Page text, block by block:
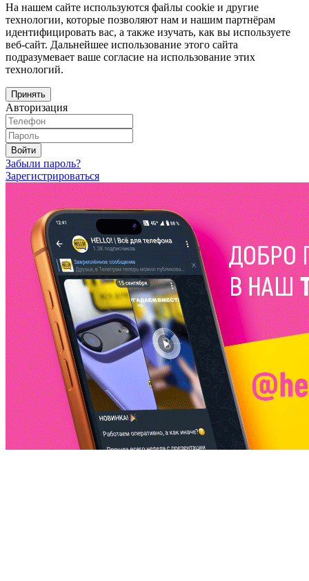
На нашем сайте используются файлы cookie и другие
технологии, которые позволяют нам и нашим партнёрам
идентифицировать вас, а также изучать, как вы используете
веб-сайт. Дальнейшее использование этого сайта
подразумевает ваше согласие на использование этих
технологий.
Принять
Авторизация
Войти
Забыли пароль?
Зарегистрироваться